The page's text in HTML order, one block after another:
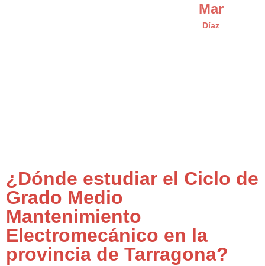
Mar
Díaz
¿Dónde estudiar el Ciclo de
Grado Medio
Mantenimiento
Electromecánico en la
provincia de Tarragona?